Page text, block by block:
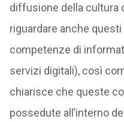
diffusione della cultura
riguardare anche
competenze di
servizi digitali), così
chiarisce che queste
possedute all’interno